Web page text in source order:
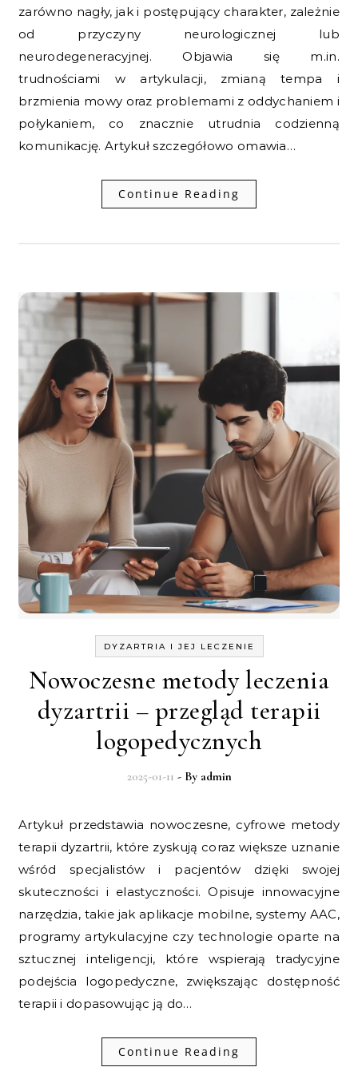
zarówno nagły, jak i postępujący charakter, zależnie
od przyczyny neurologicznej lub
neurodegeneracyjnej. Objawia się m.in.
trudnościami w artykulacji, zmianą tempa i
brzmienia mowy oraz problemami z oddychaniem i
połykaniem, co znacznie utrudnia codzienną
komunikację. Artykuł szczegółowo omawia…
Continue Reading
DYZARTRIA I JEJ LECZENIE
Nowoczesne metody leczenia
dyzartrii – przegląd terapii
logopedycznych
2025-01-11 - By admin
Artykuł przedstawia nowoczesne, cyfrowe metody
terapii dyzartrii, które zyskują coraz większe uznanie
wśród specjalistów i pacjentów dzięki swojej
skuteczności i elastyczności. Opisuje innowacyjne
narzędzia, takie jak aplikacje mobilne, systemy AAC,
programy artykulacyjne czy technologie oparte na
sztucznej inteligencji, które wspierają tradycyjne
podejścia logopedyczne, zwiększając dostępność
terapii i dopasowując ją do…
Continue Reading